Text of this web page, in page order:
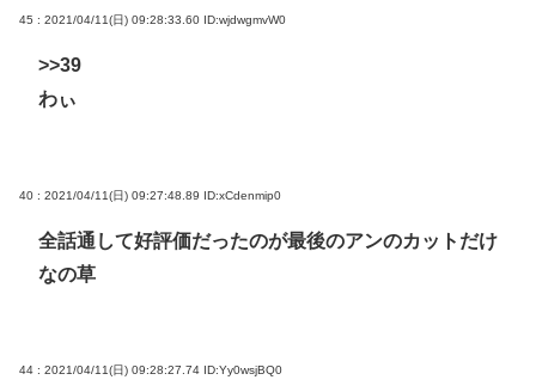
45 : 2021/04/11(日) 09:28:33.60 ID:wjdwgmvW0
>>39
わぃ
40 : 2021/04/11(日) 09:27:48.89 ID:xCdenmip0
全話通して好評価だったのが最後のアンのカットだけ
なの草
44 : 2021/04/11(日) 09:28:27.74 ID:Yy0wsjBQ0